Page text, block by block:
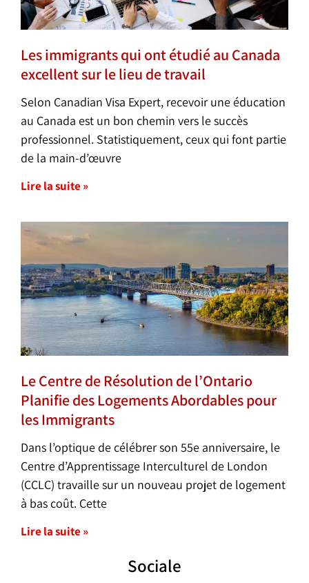
Les immigrants qui ont étudié au Canada
excellent sur le lieu de travail
Selon Canadian Visa Expert, recevoir une éducation
au Canada est un bon chemin vers le succès
professionnel. Statistiquement, ceux qui font partie
de la main-d’œuvre
Lire la suite »
Le Centre de Résolution de l’Ontario
Planifie des Logements Abordables pour
les Immigrants
Dans l’optique de célébrer son 55e anniversaire, le
Centre d’Apprentissage Interculturel de London
(CCLC) travaille sur un nouveau projet de logement
à bas coût. Cette
Lire la suite »
Sociale